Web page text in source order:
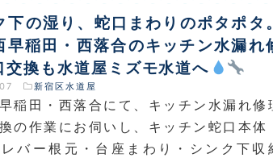
下の湿り、蛇口まわりのポタポタ。
早稲田・西落合のキッチン水漏れ
交換も水道屋ミズモ水道へ
新宿区水道屋
稲田・西落合にて、キッチン水漏れ修
の作業にお伺いし、キッチン蛇口本体
バー根元・台座まわり・シンク下収